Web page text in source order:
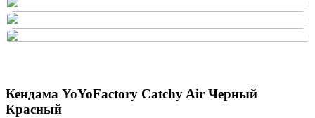
Кендама YoYoFactory Catchy Air Черный
Красный